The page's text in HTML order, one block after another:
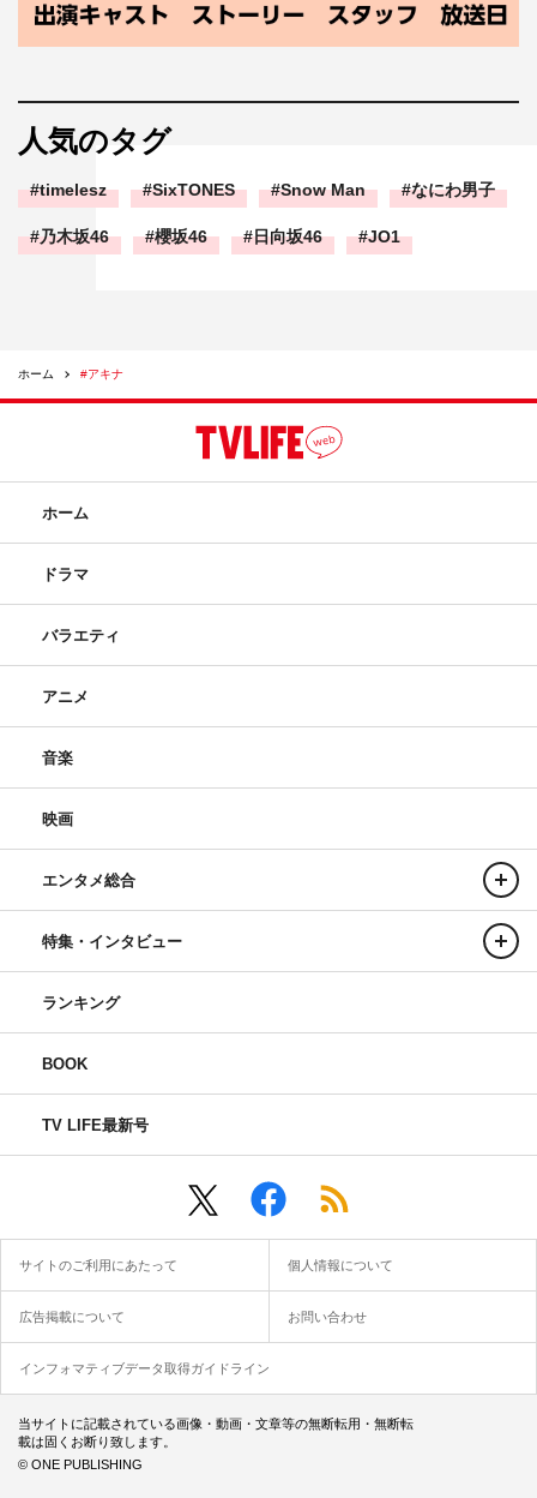
人気のタグ
timelesz SixTONES Snow Man なにわ男子
乃木坂46 櫻坂46 日向坂46 JO1
ホーム #アキナ
ホーム
ドラマ
バラエティ
アニメ
音楽
映画
エンタメ総合
特集・インタビュー
ランキング
BOOK
TV LIFE最新号
サイトのご利用にあたって 個人情報について
広告掲載について お問い合わせ
インフォマティブデータ取得ガイドライン
当サイトに記載されている画像・動画・文章等の無断転用・無断転
載は固くお断り致します。
© ONE PUBLISHING